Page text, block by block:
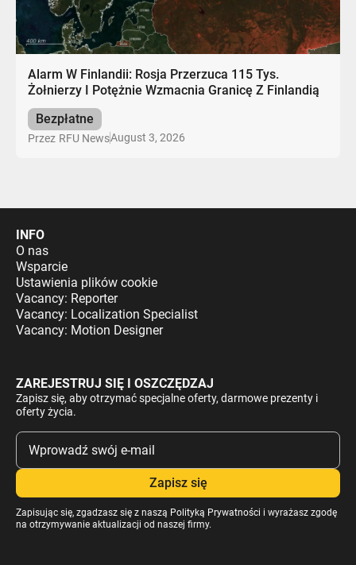
Alarm W Finlandii: Rosja Przerzuca 115 Tys.
Żołnierzy I Potężnie Wzmacnia Granicę Z Finlandią
Bezpłatne
Przez RFU NewsAugust 3, 2026
INFO
O nas
Wsparcie
Ustawienia plików cookie
Vacancy: Reporter
Vacancy: Localization Specialist
Vacancy: Motion Designer
ZAREJESTRUJ SIĘ I OSZCZĘDZAJ
Zapisz się, aby otrzymać specjalne oferty, darmowe prezenty i
oferty życia.
Zapisując się, zgadzasz się z naszą Polityką Prywatności i wyrażasz zgodę
na otrzymywanie aktualizacji od naszej firmy.